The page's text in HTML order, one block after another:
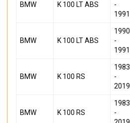
BMW K 100 LT ABS
-
1991
BMW K 100 LT ABS
1990
-
1991
BMW K 100 RS
1983
-
2019
BMW K 100 RS
1983
-